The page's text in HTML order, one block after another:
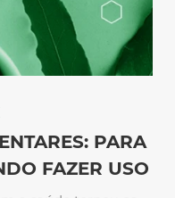
PARA
FAZER USO